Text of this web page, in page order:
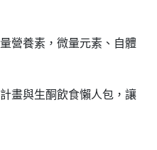
營養素，微量元素、自體
畫與生酮飲食懶人包，讓